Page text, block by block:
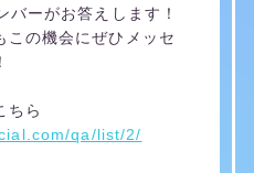
バーがお答えします！
この機会にぜひメッセ
ちら
qa/list/2/